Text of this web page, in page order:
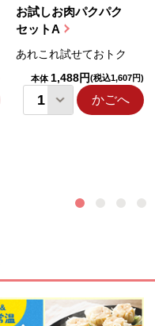
お試しお肉パクパク
セットA
あれこれ試せておトク
本体 1,488円(税込1,607円)
かごへ